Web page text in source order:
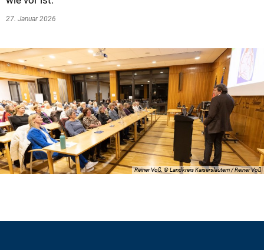
27. Januar 2026
Reiner Voß, © Landkreis Kaiserslautern / Reiner Voß